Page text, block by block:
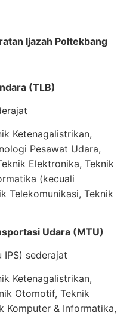
Ijazah Poltekbang
(TLB)
Ketenagalistrikan,
Pesawat Udara,
Elektronika, Teknik
(kecuali
Telekomunikasi, Teknik
Udara (MTU)
IPS) sederajat
Ketenagalistrikan,
Otomotif, Teknik
Komputer & Informatika,